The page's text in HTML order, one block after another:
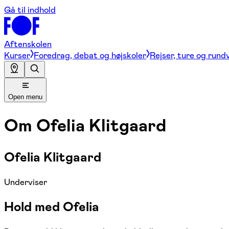
Gå til indhold
Aftenskolen
Kurser Foredrag, debat og højskoler Rejser, ture og
Open menu
Om Ofelia Klitgaard
Ofelia Klitgaard
Underviser
Hold med Ofelia